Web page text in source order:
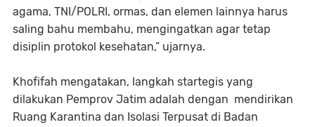
agama, TNI/POLRI, ormas, dan elemen lainnya harus
saling bahu membahu, mengingatkan agar tetap
disiplin protokol kesehatan,” ujarnya.
Khofifah mengatakan, langkah startegis yang
dilakukan Pemprov Jatim adalah dengan mendirikan
Ruang Karantina dan Isolasi Terpusat di Badan